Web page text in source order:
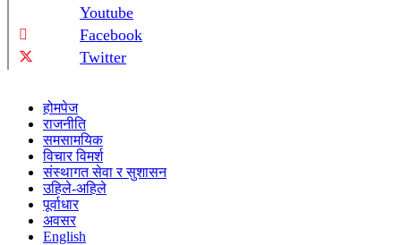
Youtube
Facebook
Twitter
होमपेज
राजनीति
समसामयिक
विचार विमर्श
संस्थागत सेवा र सुशासन
उहिले-अहिले
पूर्वाधार
अवसर
English